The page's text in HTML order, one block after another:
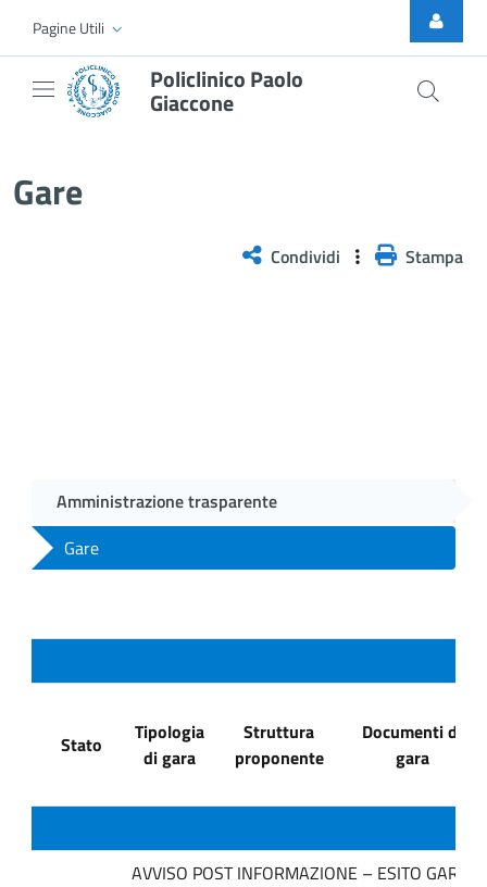
Skip to Main Content
Pagine Utili
Policlinico Paolo
Giaccone
Gare
Condividi Stampa
Amministrazione trasparente
Gare
Stato
Tipologia
di gara
Struttura
proponente
Documenti di
gara
AVVISO POST INFORMAZIONE – ESITO